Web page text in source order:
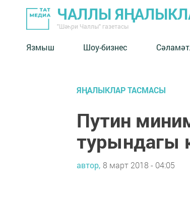
ЧАЛЛЫ
"Шәһри Чаллы" газетасы
Язмыш Шоу-бизнес
ЯҢАЛЫКЛАР ТАСМАСЫ
Путин
турындагы
автор, 8 март 2018 - 04:05